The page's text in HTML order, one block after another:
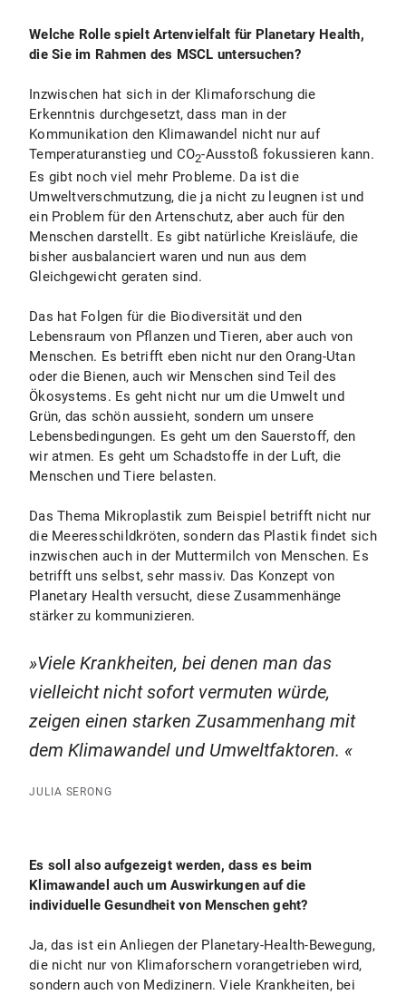
Welche Rolle spielt Artenvielfalt für Planetary Health,
die Sie im Rahmen des MSCL untersuchen?
Inzwischen hat sich in der Klimaforschung die
Erkenntnis durchgesetzt, dass man in der
Kommunikation den Klimawandel nicht nur auf
Temperaturanstieg und CO2-Ausstoß fokussieren kann.
Es gibt noch viel mehr Probleme. Da ist die
Umweltverschmutzung, die ja nicht zu leugnen ist und
ein Problem für den Artenschutz, aber auch für den
Menschen darstellt. Es gibt natürliche Kreisläufe, die
bisher ausbalanciert waren und nun aus dem
Gleichgewicht geraten sind.
Das hat Folgen für die Biodiversität und den
Lebensraum von Pflanzen und Tieren, aber auch von
Menschen. Es betrifft eben nicht nur den Orang-Utan
oder die Bienen, auch wir Menschen sind Teil des
Ökosystems. Es geht nicht nur um die Umwelt und
Grün, das schön aussieht, sondern um unsere
Lebensbedingungen. Es geht um den Sauerstoff, den
wir atmen. Es geht um Schadstoffe in der Luft, die
Menschen und Tiere belasten.
Das Thema Mikroplastik zum Beispiel betrifft nicht nur
die Meeresschildkröten, sondern das Plastik findet sich
inzwischen auch in der Muttermilch von Menschen. Es
betrifft uns selbst, sehr massiv. Das Konzept von
Planetary Health versucht, diese Zusammenhänge
stärker zu kommunizieren.
Viele Krankheiten, bei denen man das
vielleicht nicht sofort vermuten würde,
zeigen einen starken Zusammenhang mit
dem Klimawandel und Umweltfaktoren.
JULIA SERONG
Es soll also aufgezeigt werden, dass es beim
Klimawandel auch um Auswirkungen auf die
individuelle Gesundheit von Menschen geht?
Ja, das ist ein Anliegen der Planetary-Health-Bewegung,
die nicht nur von Klimaforschern vorangetrieben wird,
sondern auch von Medizinern. Viele Krankheiten, bei